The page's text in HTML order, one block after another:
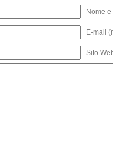
Nome
E-mail
Sito